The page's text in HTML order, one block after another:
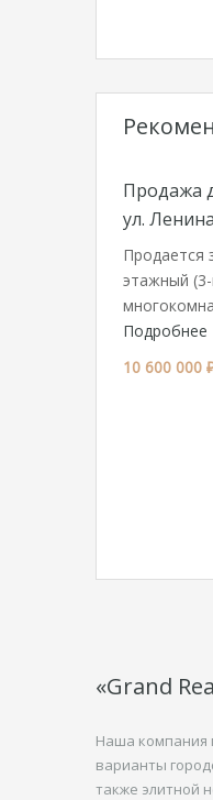
Продажа
ул.
Продается
этажный
Подробнее
10 600 000
«Grand
Наша компания
варианты
также элитной